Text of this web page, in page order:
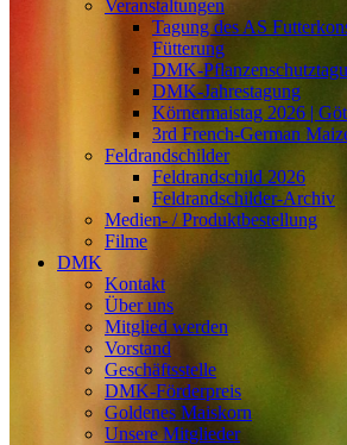
Veranstaltungen
Tagung des AS
Fütterung
DMK-
DMK-Jahrestagung
Körnermaistag 2026 |
3rd French-German
Feldrandschilder
Feldrandschild 2026
Feldrandschilder-Archiv
Medien- / Produktbestellung
Filme
DMK
Kontakt
Über uns
Mitglied werden
Vorstand
Geschäftsstelle
DMK-Förderpreis
Goldenes Maiskorn
Unsere Mitglieder